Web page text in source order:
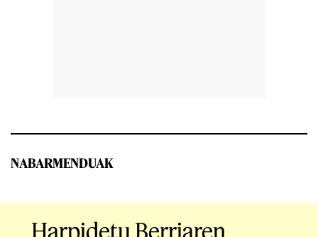
NABARMENDUAK
Harpidetu Berriaren